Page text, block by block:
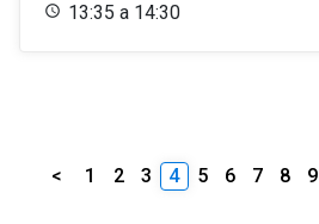
13:35 a 14:30
< 1 2 3 4 5 6 7 8 9